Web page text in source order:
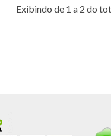
Exibindo de 1 a 2 do